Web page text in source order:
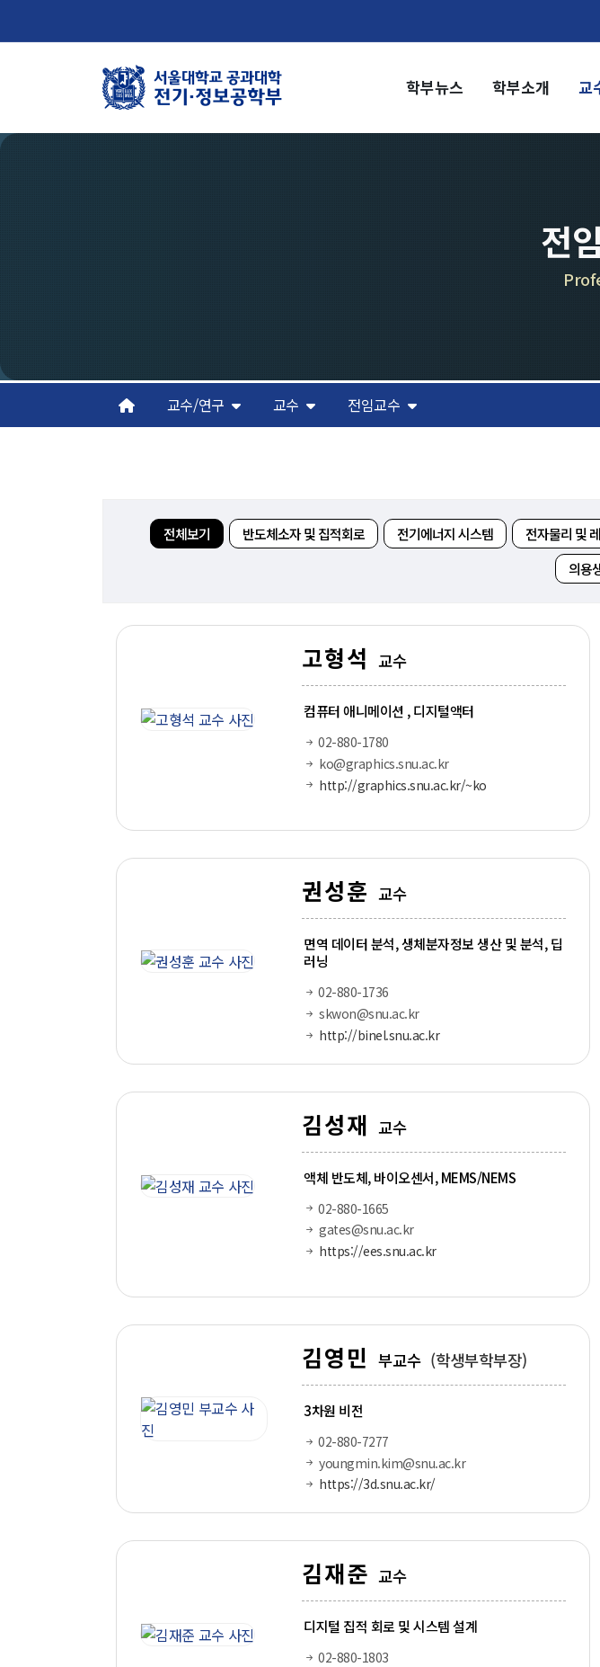
학부뉴스 학부소개 교
학부뉴스
뉴스
학부소개
학부장 인사말
보유도서
취업ㆍ진로
기타
전
교수/연구 교수 전임교수
전체보기 반도체소자 및 집적회로 전기에너지 시스템 전자물리 및
의용
고형석 교수
컴퓨터 애니메이션 , 디지털액터
02-880-1780
ko@graphics.snu.ac.kr
http://graphics.snu.ac.kr/~ko
권성훈 교수
면역 데이터 분석, 생체분자정보 생산 및 분석, 딥
러닝
02-880-1736
skwon@snu.ac.kr
http://binel.snu.ac.kr
김성재 교수
액체 반도체, 바이오센서, MEMS/NEMS
02-880-1665
gates@snu.ac.kr
https://ees.snu.ac.kr
김영민 부교수 (학생부학부장)
3차원 비전
02-880-7277
youngmin.kim@snu.ac.kr
https://3d.snu.ac.kr/
김재준 교수
디지털 집적 회로 및 시스템 설계
02-880-1803